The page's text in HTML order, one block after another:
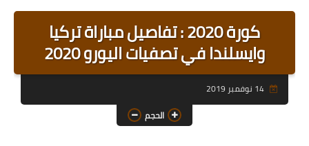
رابط فرعي
رابط فرعي
رابط فرعي
كورة 2020 : تفاصيل مباراة تركيا
وايسلندا في تصفيات اليورو 2020
14 نوفمبر 2019
الحجم